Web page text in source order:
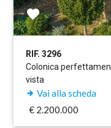
RIF. 3296
Colonica
vista
Vai alla scheda
€ 2.200.000